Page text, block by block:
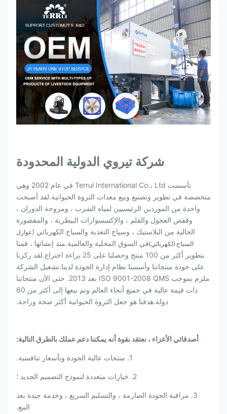
شركة تيروي الدولية المحدودة
تأسست Terrui International Co.، Ltd في عام 2002 وهي
متخصصة في تطوير وتصنيع وبيع معدات الثروة الحيوانية.لقد أصبحت
واحدة من الموردين الرئيسيين لمياه الشرب ، ومروحة الدوران ،
وقفص العجول والقلم ، والإكسسوارات البيطرية ، والمقصورة
الخالية من البلاستيك ، وسياج التغذية والسياج الكهربائي (عوازل
السياج الكهربائي)في السوق المحلية والعالمية.منذ إنشائها ، قمنا
بتطوير أكثر من 100 منتج وحصلنا على 25 براءة اختراع.لقد ركزنا
على جودة منتجاتنا وأسسنا نظام إدارة الجودة لدينا.تشغيل الشركة
ملزم بموجب ISO 9001-2008 QMS بعد 2013. حتى الآن منتجاتنا
ذات قيمة عالية في جميع أنحاء العالم وتم بيعها إلى أكثر من 60
دولة.هدفنا هو جعل الثروة الحيوانية أكثر صحة وراحة.
أصدقائي الأعزاء ، نعتقد بقوة أنه يمكننا دعم عملك بالطرق التالية:
1. منتجات عالية الجودة وبأسعار تنافسية.
2. خيارات متعددة لنموذج التصميم الجديد ؛
3. مراقبة الجودة الصارمة ، والتسليم السريع ، وخدمة جيدة بعد
البيع.